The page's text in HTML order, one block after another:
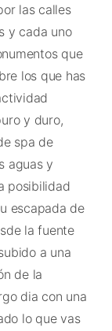
las calles
y cada uno
que
los que has
y duro,
spa de
aguas y
posibilidad
escapada de
la fuente
a una
de la
dia con una
lo que vas